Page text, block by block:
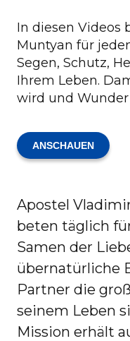
In diesen Videos
Muntyan für
Segen, Schutz,
Ihrem Leben.
wird und
ANSCHAUEN
Apostel
beten täglich
Samen der
übernatürliche
Partner die
seinem Leben
Mission erhält